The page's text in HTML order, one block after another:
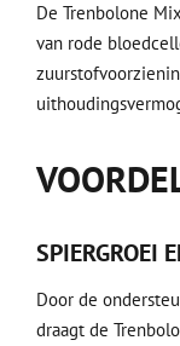
De Trenbolone
van rode
SPIERGROEI
Door de
draagt de